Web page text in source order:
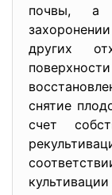
почвы, а
других
снятие
счет